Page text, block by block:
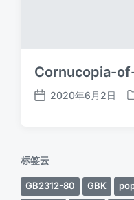
Cornucopia-
发
2020年6月2日
标签云
GB2312-80 GBK